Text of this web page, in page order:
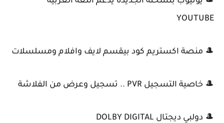
YOUTUBE
🎩 منصة اكستريم كود بيقسم لايف وافلام ومسلسلات
🎩 خاصية التسجيل PVR .. تسجيل وعرض من الفلاشة
🎩 دولبي ديجتال DOLBY DIGITAL